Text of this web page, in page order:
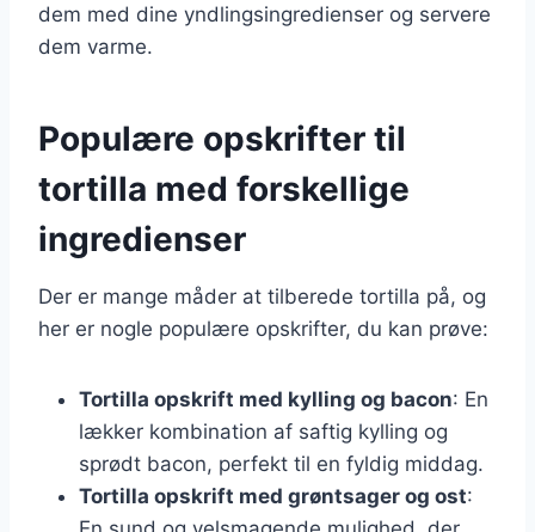
dem med dine yndlingsingredienser og servere
dem varme.
Populære opskrifter til
tortilla med forskellige
ingredienser
Der er mange måder at tilberede tortilla på, og
her er nogle populære opskrifter, du kan prøve:
Tortilla opskrift med kylling og bacon: En
lækker kombination af saftig kylling og
sprødt bacon, perfekt til en fyldig middag.
Tortilla opskrift med grøntsager og ost: